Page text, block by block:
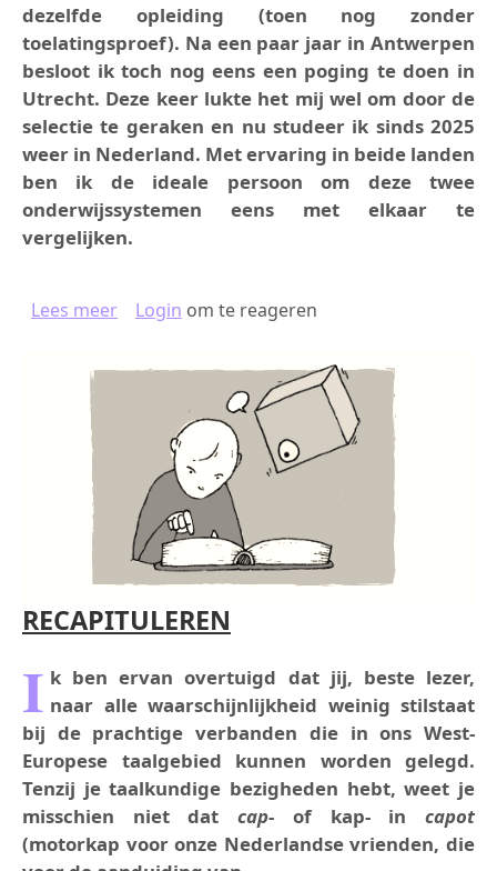
dezelfde opleiding (toen nog zonder
toelatingsproef). Na een paar jaar in Antwerpen
besloot ik toch nog eens een poging te doen in
Utrecht. Deze keer lukte het mij wel om door de
selectie te geraken en nu studeer ik sinds 2025
weer in Nederland. Met ervaring in beide landen
ben ik de ideale persoon om deze twee
onderwijssystemen eens met elkaar te
vergelijken.
Lees meerover LAGE LANDEN, GROTE VERSCHILLEN
Login om te reageren
RECAPITULEREN
I k ben ervan overtuigd dat jij, beste lezer,
naar alle waarschijnlijkheid weinig stilstaat
bij de prachtige verbanden die in ons West-
Europese taalgebied kunnen worden gelegd.
Tenzij je taalkundige bezigheden hebt, weet je
misschien niet datcap- of kap- incapot
(motorkap voor onze Nederlandse vrienden, die